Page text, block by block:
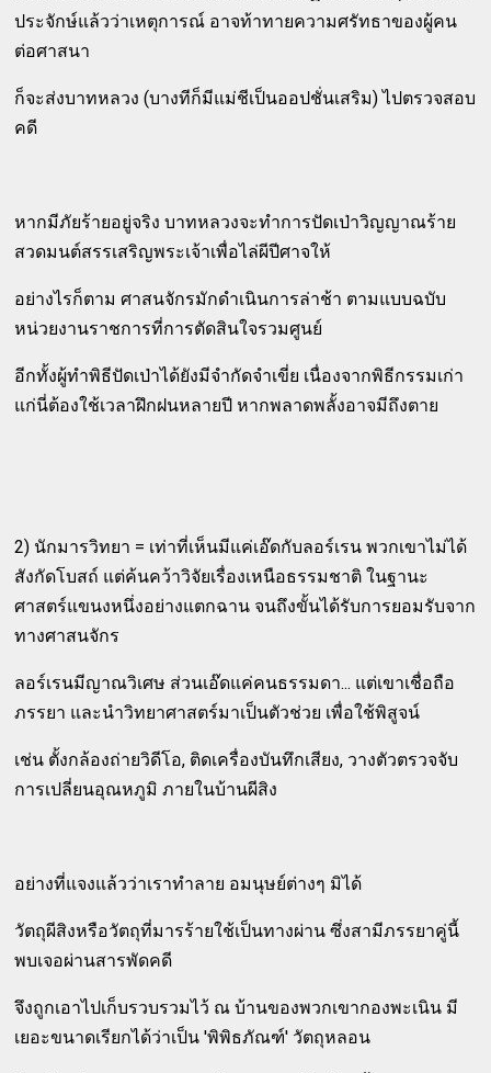
ประจักษ์แล้วว่าเหตุการณ์ อาจท้าทายความศรัทธาของผู้คน
ต่อศาสนา
ก็จะส่งบาทหลวง (บางทีก็มีแม่ชีเป็นออปชั่นเสริม) ไปตรวจสอบ
คดี
หากมีภัยร้ายอยู่จริง บาทหลวงจะทำการปัดเป่าวิญญาณร้าย
สวดมนต์สรรเสริญพระเจ้าเพื่อไล่ผีปีศาจให้
อย่างไรก็ตาม ศาสนจักรมักดำเนินการล่าช้า ตามแบบฉบับ
หน่วยงานราชการที่การตัดสินใจรวมศูนย์
อีกทั้งผู้ทำพิธีปัดเป่าได้ยังมีจำกัดจำเขี่ย เนื่องจากพิธีกรรมเก่า
แก่นี่ต้องใช้เวลาฝึกฝนหลายปี หากพลาดพลั้งอาจมีถึงตาย
2) นักมารวิทยา = เท่าที่เห็นมีแค่เอ๊ดกับลอร์เรน พวกเขาไม่ได้
สังกัดโบสถ์ แต่ค้นคว้าวิจัยเรื่องเหนือธรรมชาติ ในฐานะ
ศาสตร์แขนงหนึ่งอย่างแตกฉาน จนถึงขั้นได้รับการยอมรับจาก
ทางศาสนจักร
ลอร์เรนมีญาณวิเศษ ส่วนเอ๊ดแค่คนธรรมดา... แต่เขาเชื่อถือ
ภรรยา และนำวิทยาศาสตร์มาเป็นตัวช่วย เพื่อใช้พิสูจน์
เช่น ตั้งกล้องถ่ายวิดีโอ, ติดเครื่องบันทึกเสียง, วางตัวตรวจจับ
การเปลี่ยนอุณหภูมิ ภายในบ้านผีสิง
อย่างที่แจงแล้วว่าเราทำลาย อมนุษย์ต่างๆ มิได้
วัตถุผีสิงหรือวัตถุที่มารร้ายใช้เป็นทางผ่าน ซึ่งสามีภรรยาคู่นี้
พบเจอผ่านสารพัดคดี
จึงถูกเอาไปเก็บรวบรวมไว้ ณ บ้านของพวกเขากองพะเนิน มี
เยอะขนาดเรียกได้ว่าเป็น 'พิพิธภัณฑ์' วัตถุหลอน